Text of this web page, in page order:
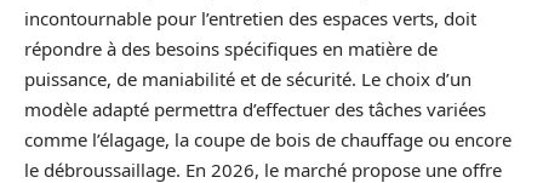
incontournable pour l’entretien des espaces verts, doit
répondre à des besoins spécifiques en matière de
puissance, de maniabilité et de sécurité. Le choix d’un
modèle adapté permettra d’effectuer des tâches variées
comme l’élagage, la coupe de bois de chauffage ou encore
le débroussaillage. En 2026, le marché propose une offre